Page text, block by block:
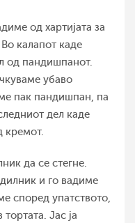
од хартијата за
калапот каде
од пандишпанот.
убаво
пак пандишпан, па
дел каде
кремот.
да се стегне.
и го вадиме
според упатството,
Јас ја